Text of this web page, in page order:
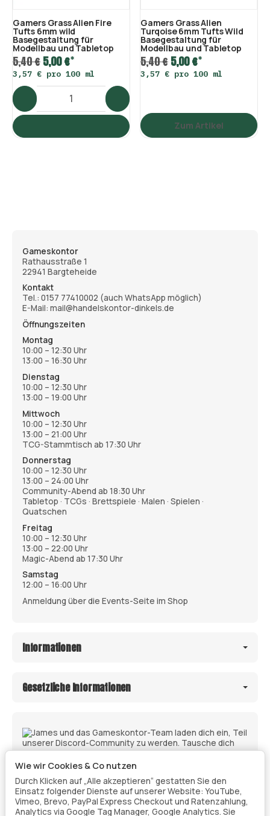
Gamers Grass Alien Fire
Tufts 6mm wild
Basegestaltung für
Modellbau und Tabletop
5,40 €5,00 €*
3,57 € pro 100 ml
Gamers Grass Alien
Turqoise 6mm Tufts Wild
Basegestaltung für
Modellbau und Tabletop
5,40 €5,00 €*
3,57 € pro 100 ml
Zum Artikel
Gameskontor
Rathausstraße 1
22941 Bargteheide
Kontakt
Tel.: 0157 77410002 (auch WhatsApp möglich)
E-Mail: mail@handelskontor-dinkels.de
Öffnungszeiten
Montag
10:00 – 12:30 Uhr
13:00 – 16:30 Uhr
Dienstag
10:00 – 12:30 Uhr
13:00 – 19:00 Uhr
Mittwoch
10:00 – 12:30 Uhr
13:00 – 21:00 Uhr
TCG-Stammtisch ab 17:30 Uhr
Donnerstag
10:00 – 12:30 Uhr
13:00 – 24:00 Uhr
Community-Abend ab 18:30 Uhr
Tabletop · TCGs · Brettspiele · Malen · Spielen ·
Quatschen
Freitag
10:00 – 12:30 Uhr
13:00 – 22:00 Uhr
Magic-Abend ab 17:30 Uhr
Samstag
12:00 – 16:00 Uhr
Anmeldung über die Events-Seite im Shop
Informationen
Gesetzliche Informationen
Wie wir Cookies & Co nutzen
Durch Klicken auf „Alle akzeptieren“ gestatten Sie den
Einsatz folgender Dienste auf unserer Website: YouTube,
Vimeo, Brevo, PayPal Express Checkout und Ratenzahlung,
Analytics via Google Tag Manager, Google Analytics. Sie